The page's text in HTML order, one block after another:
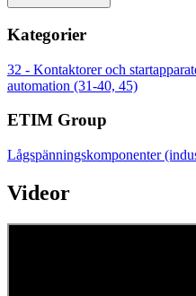
Kategorier
32 - Kontaktorer och
automation (31-40, 45)
ETIM Group
Lågspänningskomponenter
Videor